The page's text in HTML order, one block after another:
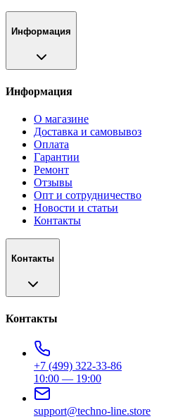
Информация
Информация
О магазине
Доставка и самовывоз
Оплата
Гарантии
Ремонт
Отзывы
Опт и сотрудничество
Новости и статьи
Контакты
Контакты
Контакты
+7 (499) 322-33-86
10:00 — 19:00
support@techno-line.store